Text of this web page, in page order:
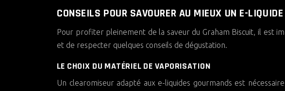
CONSEILS POUR SAVOURER AU MIEUX UN E-
Pour profiter pleinement de la saveur du Graham Biscuit, il est
et de respecter quelques conseils de dégustation.
LE CHOIX DU MATÉRIEL DE VAPORISATION
Un clearomiseur adapté aux e-liquides gourmands est